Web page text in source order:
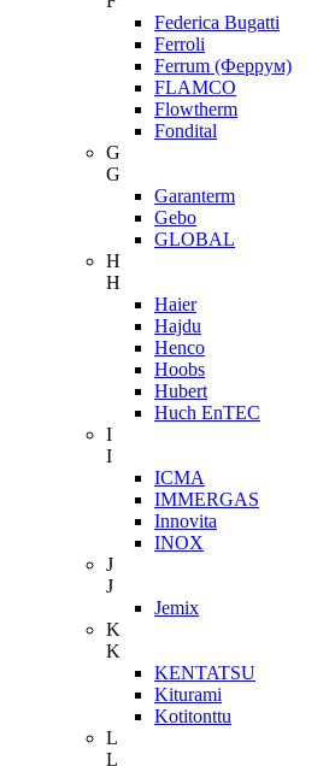
Federica Bugatti
Ferroli
Ferrum (Феррум)
FLAMCO
Flowtherm
Fondital
G
G
Garanterm
Gebo
GLOBAL
H
H
Haier
Hajdu
Henco
Hoobs
Hubert
Huch EnTEC
I
I
ICMA
IMMERGAS
Innovita
INOX
J
J
Jemix
K
K
KENTATSU
Kiturami
Kotitonttu
L
L